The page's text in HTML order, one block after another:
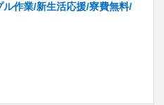
作業/新生活応援/寮費無料/